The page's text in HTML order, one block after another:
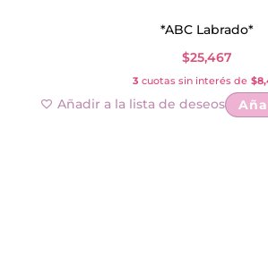
*ABC Labrado*
$25,467
3 cuotas sin interés de
Añadir a la lista de deseos